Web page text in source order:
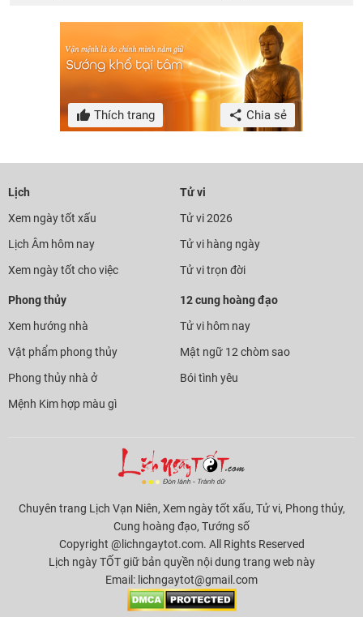
Thích trang Chia sẻ
Lịch
Xem ngày tốt xấu
Lịch Âm hôm nay
Xem ngày tốt cho việc
Tử vi
Tử vi 2026
Tử vi hàng ngày
Tử vi trọn đời
Phong thủy
Xem hướng nhà
Vật phẩm phong thủy
Phong thủy nhà ở
Mệnh Kim hợp màu gì
12 cung hoàng đạo
Tử vi hôm nay
Mật ngữ 12 chòm sao
Bói tình yêu
Chuyên trang Lịch Vạn Niên, Xem ngày tốt xấu, Tử vi, Phong thủy,
Cung hoàng đạo, Tướng số
Copyright @lichngaytot.com. All Rights Reserved
Lịch ngày TỐT giữ bản quyền nội dung trang web này
Email: lichngaytot@gmail.com